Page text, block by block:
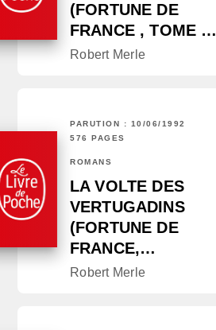
(FORTUNE DE
FRANCE , TOME …
Robert Merle
PARUTION : 10/06/1992
576 PAGES
ROMANS
LA VOLTE DES
VERTUGADINS
(FORTUNE DE
FRANCE,…
Robert Merle